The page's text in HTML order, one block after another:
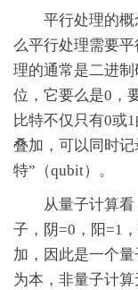
平行处理的概
么平行处理需要
理的通常是二进
位，它要么是0，
比特不仅只有0或
叠加，可以同时
特”（qubit）。
从量子计算看
子，阴=0，阳=1
加，因此是一个
为本，非量子计